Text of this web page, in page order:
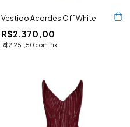
Vestido Acordes Off White
R$2.370,00
R$2.251,50 com Pix